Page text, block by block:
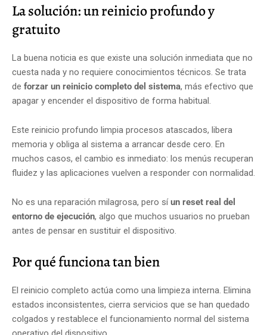
La solución: un reinicio profundo y
gratuito
La buena noticia es que existe una solución inmediata que no
cuesta nada y no requiere conocimientos técnicos. Se trata
de forzar un reinicio completo del sistema, más efectivo que
apagar y encender el dispositivo de forma habitual.
Este reinicio profundo limpia procesos atascados, libera
memoria y obliga al sistema a arrancar desde cero. En
muchos casos, el cambio es inmediato: los menús recuperan
fluidez y las aplicaciones vuelven a responder con normalidad.
No es una reparación milagrosa, pero síun reset real del
entorno de ejecución, algo que muchos usuarios no prueban
antes de pensar en sustituir el dispositivo.
Por qué funciona tan bien
El reinicio completo actúa como una limpieza interna. Elimina
estados inconsistentes, cierra servicios que se han quedado
colgados y restablece el funcionamiento normal del sistema